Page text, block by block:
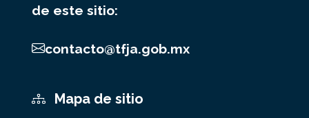
de este sitio:
contacto@tfja.gob.mx
Mapa de sitio